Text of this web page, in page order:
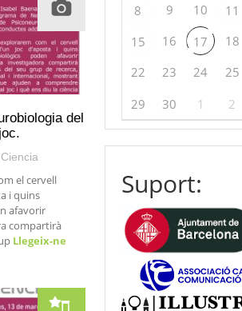
del
el cervell
i quins
afavorir
compartirà
Llegeix-ne
8 9 10 11
15
16 17 18
22
23 24 25
29
30 1 2
Suport: